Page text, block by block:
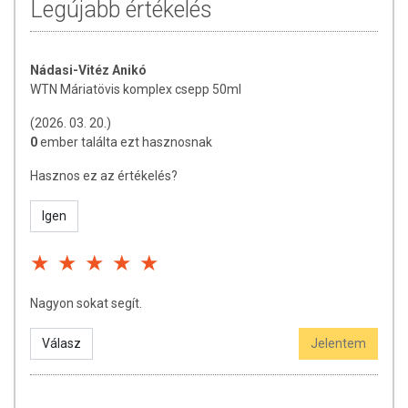
Legújabb értékelés
Nádasi-Vitéz Anikó
WTN Máriatövis komplex csepp 50ml
(2026. 03. 20.)
0ember találta ezt hasznosnak
Hasznos ez az értékelés?
Igen
Nagyon sokat segít.
Válasz Jelentem